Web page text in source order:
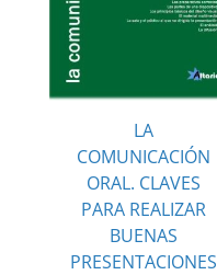
LA
COMUNICACIÓN
ORAL. CLAVES
PARA REALIZAR
BUENAS
PRESENTACIONES